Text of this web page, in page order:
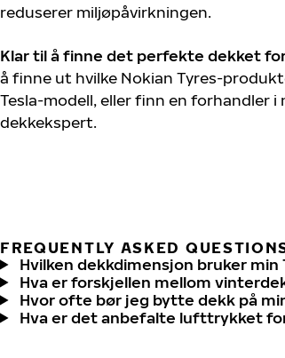
reduserer miljøpåvirkningen.
Klar til å finne det perfekte dekket
å finne ut hvilke Nokian Tyres-
Tesla-modell, eller finn en forhandler
dekkekspert.
FREQUENTLY ASKED
Hvilken dekkdimensjon bruker min
Hva er forskjellen mellom
Hvor ofte bør jeg bytte dekk på
Hva er det anbefalte lufttrykket